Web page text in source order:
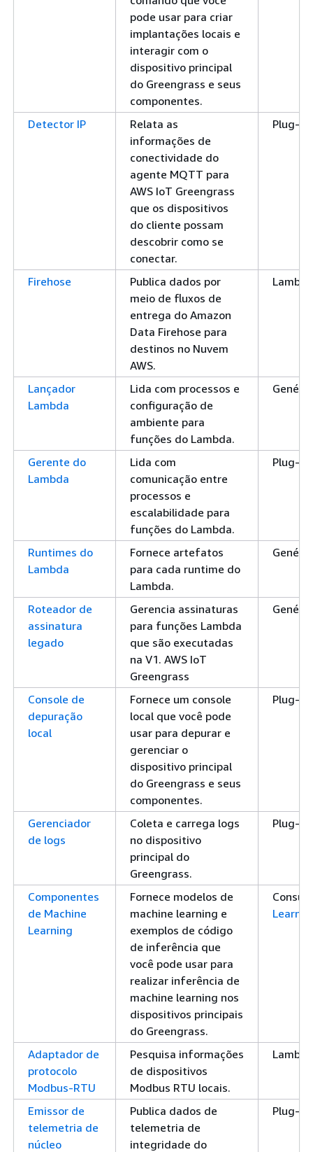
pode usar para criar
implantações locais e
interagir com o
dispositivo principal
do Greengrass e seus
componentes.
Detector IP
Relata as
informações de
conectividade do
agente MQTT para
AWS IoT Greengrass
que os dispositivos
do cliente possam
descobrir como se
conectar.
Plug-in
Firehose
Publica dados por
meio de fluxos de
entrega do Amazon
Data Firehose para
destinos no Nuvem
AWS.
Lambda
Lançador
Lambda
Lida com processos e
configuração de
ambiente para
funções do Lambda.
Gerente do
Lambda
Lida com
comunicação entre
processos e
escalabilidade para
funções do Lambda.
Plug-in
Runtimes do
Lambda
Fornece artefatos
para cada runtime do
Lambda.
Roteador de
assinatura
legado
Gerencia assinaturas
para funções Lambda
que são executadas
na V1. AWS IoT
Greengrass
Console de
depuração
local
Fornece um console
local que você pode
usar para depurar e
gerenciar o
dispositivo principal
do Greengrass e seus
componentes.
Plug-in
Gerenciador
de logs
Coleta e carrega logs
no dispositivo
principal do
Greengrass.
Plug-in
Componentes
de Machine
Learning
Fornece modelos de
machine learning e
exemplos de código
de inferência que
você pode usar para
realizar inferência de
machine learning nos
dispositivos principais
do Greengrass.
Adaptador de
protocolo
Modbus-RTU
Pesquisa informações
de dispositivos
Modbus RTU locais.
Lambda
Emissor de
telemetria de
núcleo
Publica dados de
telemetria de
integridade do
Plug-in